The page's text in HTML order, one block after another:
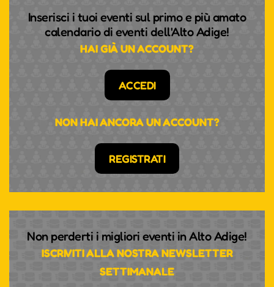
Inserisci i tuoi eventi sul primo e più amato
calendario di eventi dell'Alto Adige!
HAI GIÀ UN ACCOUNT?
ACCEDI
NON HAI ANCORA UN ACCOUNT?
REGISTRATI
Non perderti i migliori eventi in Alto Adige!
ISCRIVITI ALLA NOSTRA NEWSLETTER
SETTIMANALE